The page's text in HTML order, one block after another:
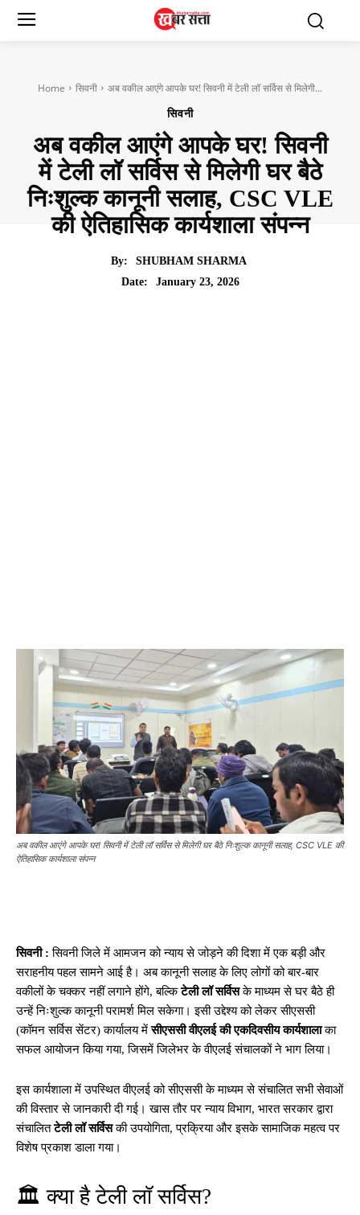
Home सिवनी अब वकील आएंगे आपके घर! सिवनी में टेली लॉ सर्विस से मिलेगी...
सिवनी
अब वकील आएंगे आपके घर! सिवनी
में टेली लॉ सर्विस से मिलेगी घर बैठे
निःशुल्क कानूनी सलाह, CSC VLE
की ऐतिहासिक कार्यशाला संपन्न
By:
SHUBHAM SHARMA
Date:
January 23, 2026
अब वकील आएंगे आपके घर! सिवनी में टेली लॉ सर्विस से मिलेगी घर बैठे निःशुल्क कानूनी सलाह, CSC VLE की
ऐतिहासिक कार्यशाला संपन्न
सिवनी : सिवनी जिले में आमजन को न्याय से जोड़ने की दिशा में एक बड़ी और
सराहनीय पहल सामने आई है। अब कानूनी सलाह के लिए लोगों को बार-बार
वकीलों के चक्कर नहीं लगाने होंगे, बल्किटेली लॉ सर्विसके माध्यम से घर बैठे ही
उन्हें निःशुल्क कानूनी परामर्श मिल सकेगा। इसी उद्देश्य को लेकर सीएससी
(कॉमन सर्विस सेंटर) कार्यालय मेंसीएससी वीएलई की एकदिवसीय कार्यशालाका
सफल आयोजन किया गया, जिसमें जिलेभर के वीएलई संचालकों ने भाग लिया।
इस कार्यशाला में उपस्थित वीएलई को सीएससी के माध्यम से संचालित सभी सेवाओं
की विस्तार से जानकारी दी गई। खास तौर पर न्याय विभाग, भारत सरकार द्वारा
संचालितटेली लॉ सर्विसकी उपयोगिता, प्रक्रिया और इसके सामाजिक महत्व पर
विशेष प्रकाश डाला गया।
🏛️ क्या है टेली लॉ सर्विस?